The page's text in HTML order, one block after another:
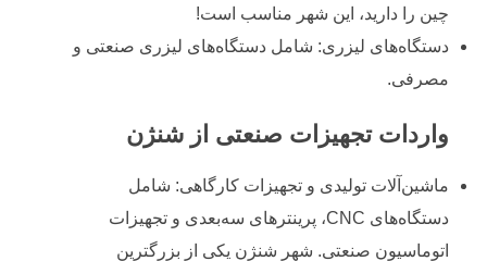
چین را دارید، این شهر مناسب است!
دستگاه‌های لیزری: شامل دستگاه‌های لیزری صنعتی و
مصرفی.
واردات تجهیزات صنعتی از شنژن
ماشین‌آلات تولیدی و تجهیزات کارگاهی: شامل
دستگاه‌های CNC، پرینترهای سه‌بعدی و تجهیزات
اتوماسیون صنعتی. شهر شنژن یکی از بزرگترین